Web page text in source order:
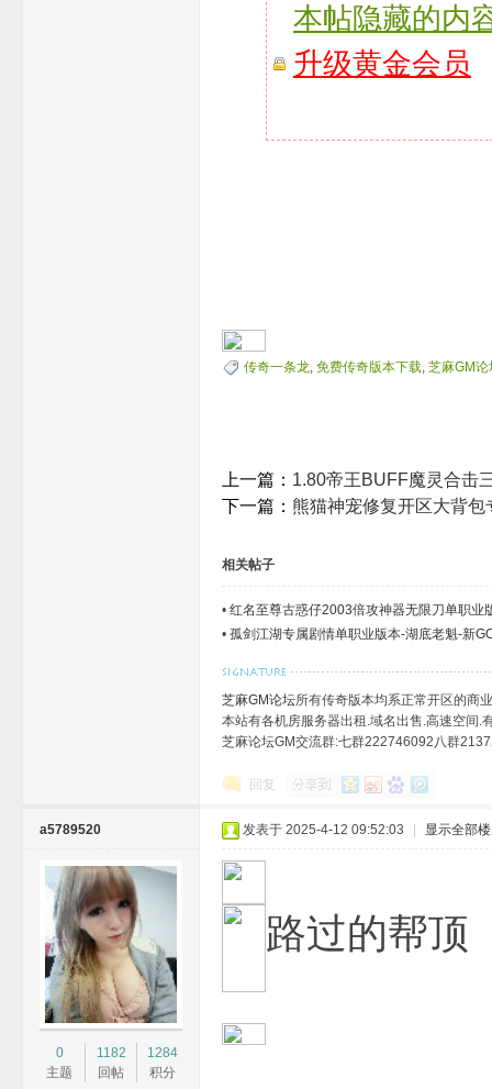
本帖隐藏的内
升级黄金会员
传奇一条龙, 免费传奇版本下载, 芝麻GM论
上一篇： 1.80帝王BUFF魔灵合击
下一篇： 熊猫神宠修复开区大背
相关帖子
• 红名至尊古惑仔2003倍攻神器无限刀单职业
• 孤剑江湖专属剧情单职业版本-湖底老魁-新
芝麻GM论坛所有传奇版本均系正常开区的商
本站有各机房服务器出租.域名出售.高速空间.
芝麻论坛GM交流群:七群222746092八群
回复
a5789520
0
主题
1182
回帖
1284
积分
发表于 2025-4-12 09:52:03 显示全部
路过的帮顶